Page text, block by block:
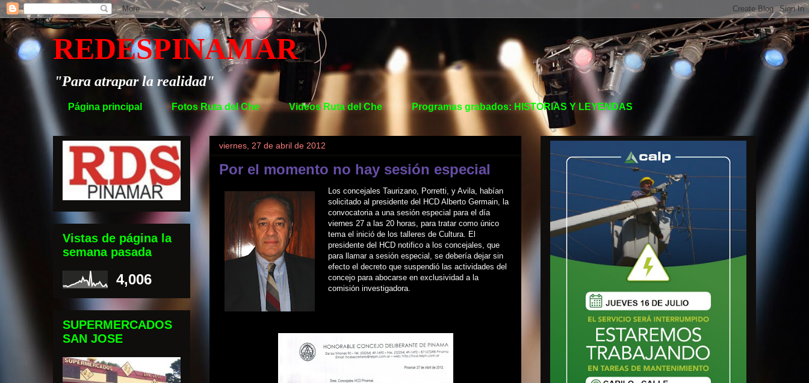
REDESPINAMAR
"Para atrapar la realidad"
Página principal Fotos Ruta del Che Videos Ruta del Che Programas grabados: HISTORIAS Y LEYENDAS
viernes, 27 de abril de 2012
Por el momento no hay sesión especial
Los concejales Taurizano, Porretti, y Avila, habían
solicitado al presidente del HCD Alberto Germain, la
convocatoria a una sesión especial para el día
viernes 27 a las 20 horas, para tratar como único
tema el inició de los talleres de Cultura. El
presidente del HCD notifico a los concejales, que
para llamar a sesión especial, se debería dejar sin
efecto el decreto que suspendió las actividades del
concejo para abocarse en exclusividad a la
comisión investigadora.
Vistas de página la
semana pasada
4,006
SUPERMERCADOS
SAN JOSE